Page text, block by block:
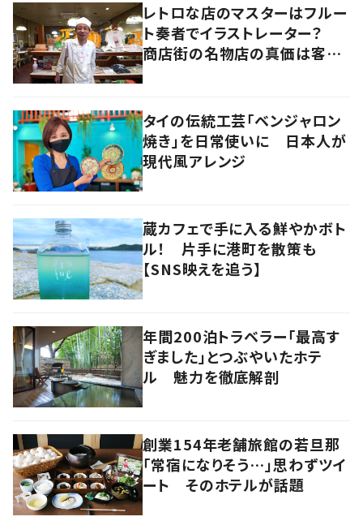
レトロな店のマスターはフルー
ト奏者でイラストレーター？
商店街の名物店の真価は客と
タイの伝統工芸「ベンジャロン
焼き」を日常使いに 日本人が
現代風アレンジ
蔵カフェで手に入る鮮やかボト
ル！ 片手に港町を散策も
【SNS映えを追う】
年間200泊トラベラー「最高す
ぎました」とつぶやいたホテ
ル 魅力を徹底解剖
創業154年老舗旅館の若旦那
「常宿になりそう…」思わずツイ
ート そのホテルが話題